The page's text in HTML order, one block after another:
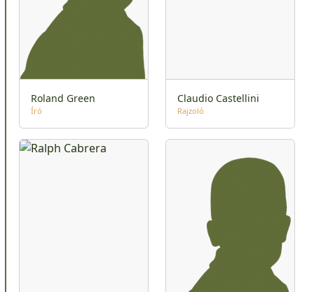
Roland Green
Író
Claudio Castellini
Rajzoló